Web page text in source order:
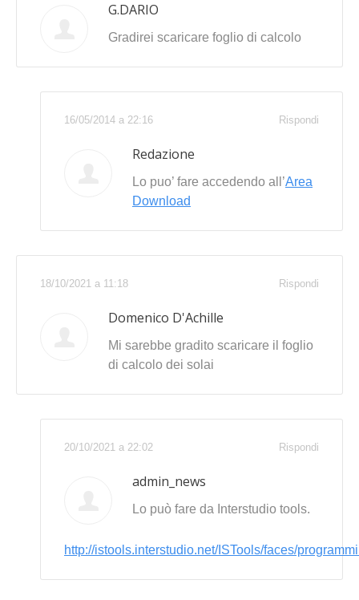
G.DARIO
Gradirei scaricare foglio di calcolo
Rispondi
16/05/2014 a 22:16
Redazione
Lo puo’ fare accedendo all’Area
Download
Rispondi
18/10/2021 a 11:18
Domenico D'Achille
Mi sarebbe gradito scaricare il foglio
di calcolo dei solai
Rispondi
20/10/2021 a 22:02
admin_news
Lo può fare da Interstudio tools.
http://istools.interstudio.net/ISTools/faces/